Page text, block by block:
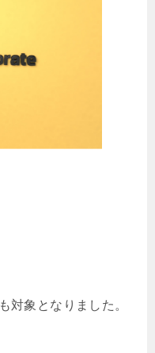
も対象となりました。